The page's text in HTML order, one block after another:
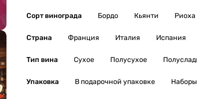
Сорт винограда Бордо Кьянти Риоха
Страна Франция Италия Испания
Тип вина Сухое Полусухое
Упаковка В подарочной упаковке